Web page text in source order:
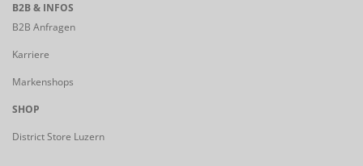
B2B & INFOS
B2B Anfragen
Karriere
Markenshops
SHOP
District Store Luzern